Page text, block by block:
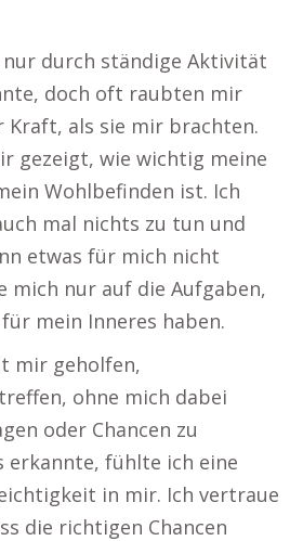
nur durch ständige Aktivität
doch oft raubten mir
Kraft, als sie mir brachten.
gezeigt, wie wichtig meine
Wohlbefinden ist. Ich
mal nichts zu tun und
etwas für mich nicht
mich nur auf die Aufgaben,
mein Inneres haben.
mir geholfen,
ohne mich dabei
oder Chancen zu
erkannte, fühlte ich eine
in mir. Ich vertraue
die richtigen Chancen